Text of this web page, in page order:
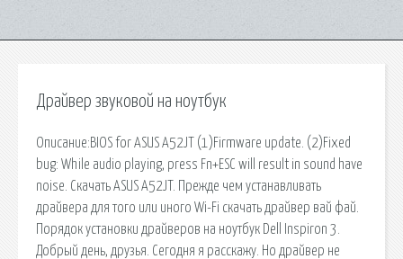
Драйвер звуковой на ноутбук
Описание:BIOS for ASUS A52JT (1)Firmware update. (2)Fixed
bug: While audio playing, press Fn+ESC will result in sound have
noise. Скачать ASUS A52JT. Прежде чем устанавливать
драйвера для того или иного Wi-Fi скачать драйвер вай фай.
Порядок установки драйверов на ноутбук Dell Inspiron 3.
Добрый день, друзья. Сегодня я расскажу. Но драйвер не